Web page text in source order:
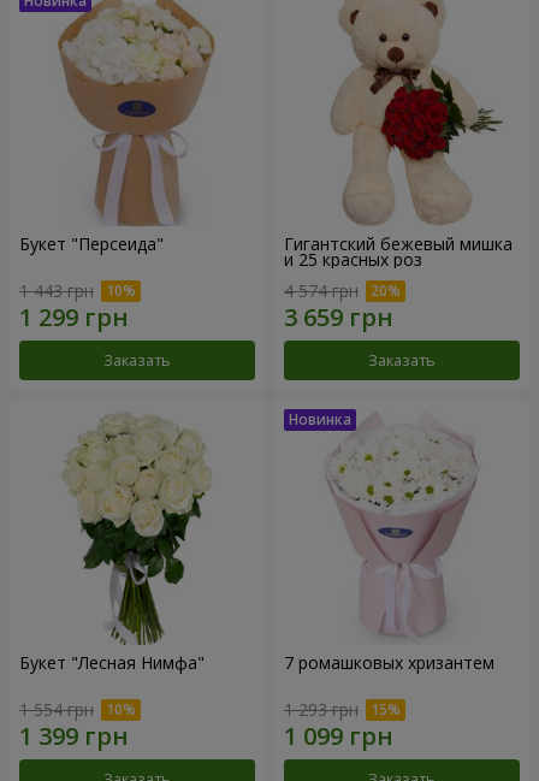
Букет "Персеида"
1 443 грн
Заказать
Гигантский бежевый мишка
и 25 красных роз
4 574 грн
Заказать
Букет "Лесная Нимфа"
1 554 грн
7 ромашковых хризантем
1 293 грн